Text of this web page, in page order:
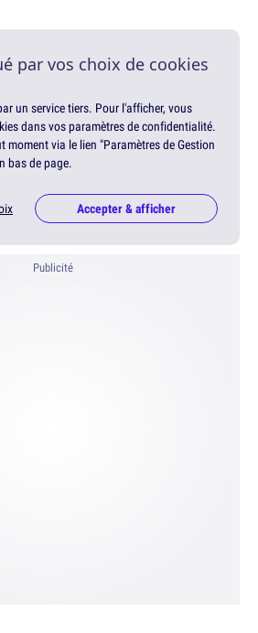
par vos choix de cookies
un service tiers. Pour l'afficher, vous
dans vos paramètres de confidentialité.
moment via le lien "Paramètres de Gestion
bas de page.
Accepter & afficher
Publicité